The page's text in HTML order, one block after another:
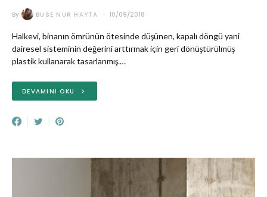
By BUSE NUR HAYTA 10/09/2018
Halkevi, binanın ömrünün ötesinde düşünen, kapalı döngü yani
dairesel sisteminin değerini arttırmak için geri dönüştürülmüş
plastik kullanarak tasarlanmış.…
DEVAMINI OKU